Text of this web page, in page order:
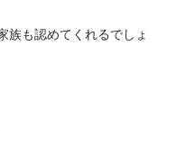
族も認めてくれるでしょ